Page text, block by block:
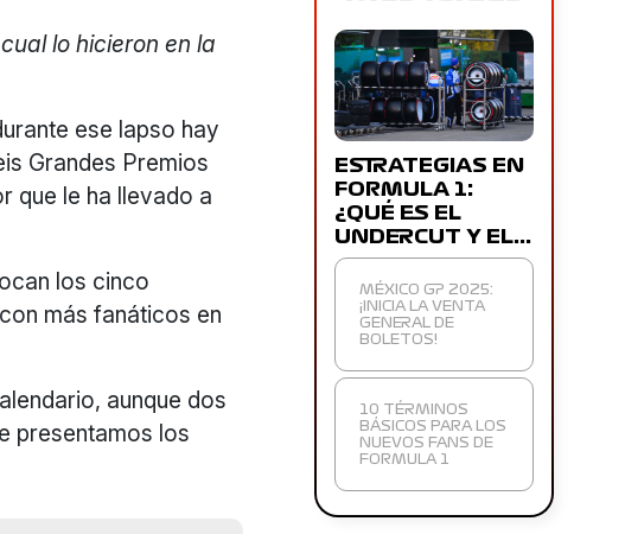
lo hicieron en la
ese lapso hay
Grandes Premios
que le ha llevado a
los cinco
más fanáticos en
aunque dos
presentamos los
ESTRATEGIAS EN
FORMULA 1:
¿QUÉ ES EL
UNDERCUT Y EL…
MÉXICO GP 2025:
¡INICIA LA VENTA
GENERAL DE
BOLETOS!
10 TÉRMINOS
BÁSICOS PARA LOS
NUEVOS FANS DE
FORMULA 1